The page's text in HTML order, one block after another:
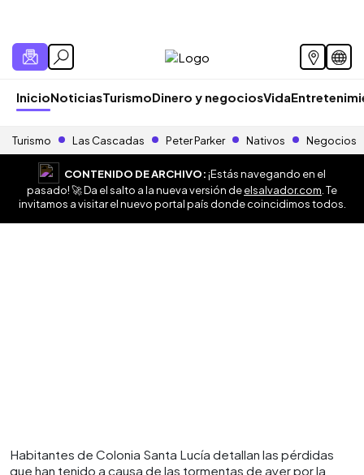
InicioNoticiasTurismoDinero y negociosVida
Turismo Las Cascadas Peter Parker Nativos Negocios
CONTENIDO DE ARCHIVO:¡Estás navegando en el
pasado! 🚀 Da el salto a la nueva versión deelsalvador.com . Te
invitamos a visitar el nuevo portal país donde coincidimos todos.
Habitantes de Colonia Santa Lucía detallan las pérdidas
que han tenido a causa de las tormentas de ayer por la